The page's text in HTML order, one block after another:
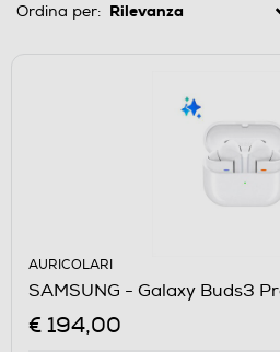
Ordina per:
AURICOLARI
SAMSUNG - Galaxy Buds3
€ 194,00